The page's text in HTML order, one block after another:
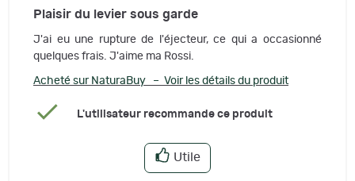
Plaisir du levier sous garde
J'ai eu une rupture de l'éjecteur, ce qui a occasionné
quelques frais. J'aime ma Rossi.
Acheté sur NaturaBuy – Voir les détails du produit
L'utilisateur recommande ce produit
Utile